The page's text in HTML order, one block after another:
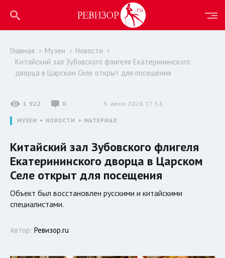
Главная Музеи
Новости
Китайский зал Зубовского флигеля Екатерининского
дворца в Царском Селе открыт для посещения
1 922 0 5 июня 2026 17:56
МУЗЕИ НОВОСТИ МАТЕРИАЛ
Китайский зал Зубовского флигеля
Екатерининского дворца в Царском
Селе открыт для посещения
Объект был восстановлен русскими и китайскими
специалистами.
Автор: Ревизор.ru